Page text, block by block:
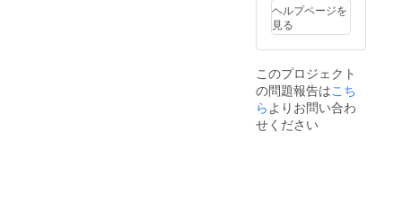
ヘルプページを
見る
このプロジェクト
の問題報告はこち
ら よりお問い合わ
せください